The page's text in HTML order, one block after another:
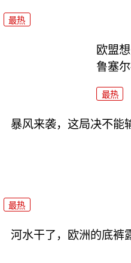
最热
欧盟
鲁塞
最热
暴风来袭，这局决不能
最热
河水干了，欧洲的底裤